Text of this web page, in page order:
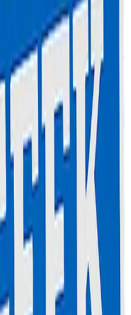
15 Pro Max à
à domicile pour votre
et dans un rayon de 20km.